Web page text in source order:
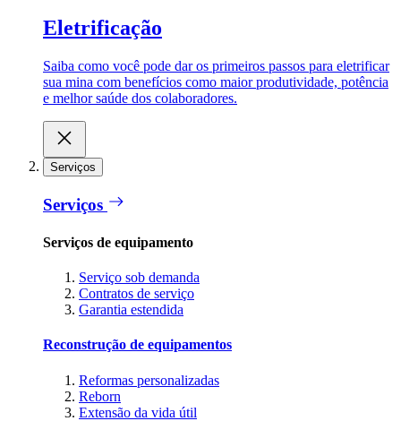
Eletrificação
Saiba como você pode dar os primeiros passos para eletrificar
sua mina com benefícios como maior produtividade, potência
e melhor saúde dos colaboradores.
Serviços
Serviços
Serviços de equipamento
Serviço sob demanda
Contratos de serviço
Garantia estendida
Reconstrução de equipamentos
Reformas personalizadas
Reborn
Extensão da vida útil